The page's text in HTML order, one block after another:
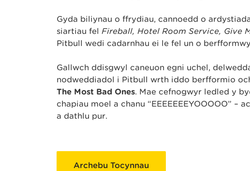
Gyda biliynau o ffrydiau, cannoedd o
siartiau fel Fireball, Hotel Room Service, Give
Pitbull wedi cadarnhau ei le fel un o
Gallwch ddisgwyl caneuon egni uchel,
nodweddiadol i Pitbull wrth iddo berfformio
The Most Bad Ones. Mae cefnogwyr ledled y
chapiau moel a chanu “EEEEEEEYOOOOO”
a dathlu pur.
Archebu Tocynnau